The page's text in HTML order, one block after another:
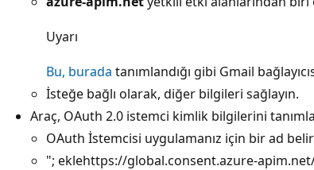
Uyarı
Bu, burada tanımlandığı gibi Gmail
İsteğe bağlı olarak, diğer bilgileri sağlayın.
Araç, OAuth 2.0 istemci kimlik bilgilerini
OAuth İstemcisi uygulamanız için bir ad
"; eklehttps://global.consent.azure-